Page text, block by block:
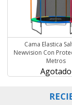
Cama Elastica
Newvision Con
Metros
Agotado